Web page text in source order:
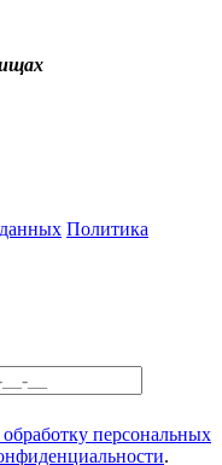
Политика
обработку персональных
.